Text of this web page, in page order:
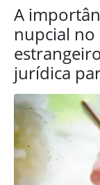
A
nupcial no
jurídica